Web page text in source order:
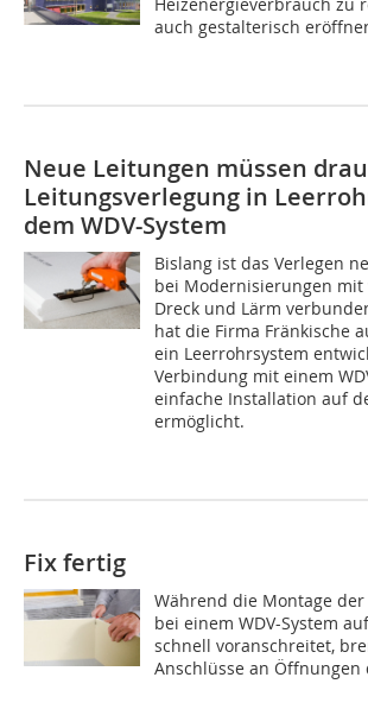
auch gestalterisch
Neue Leitungen müssen
Leitungsverlegung in
dem WDV-System
Bislang ist das Verlegen
bei Modernisierungen mit
Dreck und Lärm
hat die Firma Fränkische
ein Leerrohrsystem
Verbindung mit einem
einfache Installation auf
ermöglicht.
Fix fertig
Während die Montage
bei einem WDV-System
schnell voranschreitet,
Anschlüsse an Öffnungen